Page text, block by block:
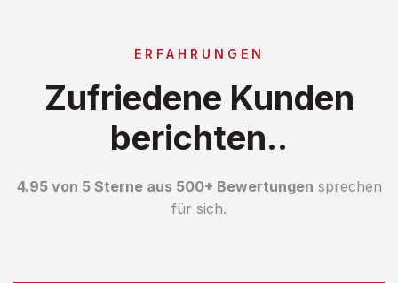
ERFAHRUNGEN
Zufriedene Kunden
berichten..
4.95 von 5 Sterne aus 500+ Bewertungen sprechen
für sich.